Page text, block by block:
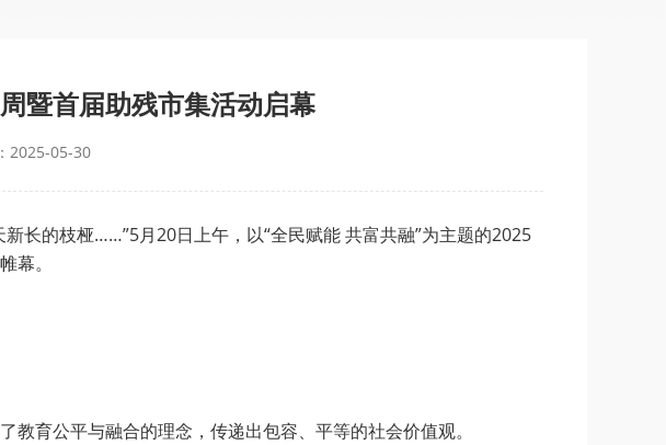
暨首届助残市集活动启幕
2025-05-30
长的枝桠……”5月20日上午，以“全民赋能 共富共融”为主题的2025
幕。
育公平与融合的理念，传递出包容、平等的社会价值观。